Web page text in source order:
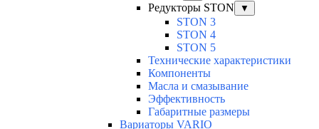
Редукторы STON ▼
STON 3
STON 4
STON 5
Технические характеристики
Компоненты
Масла и смазывание
Эффективность
Габаритные размеры
Вариаторы VARIO